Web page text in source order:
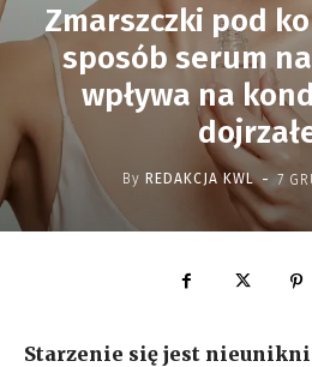
Zmarszczki pod
sposób serum
wpływa na
By REDAKCJA KWL - 7
Starzenie się jest